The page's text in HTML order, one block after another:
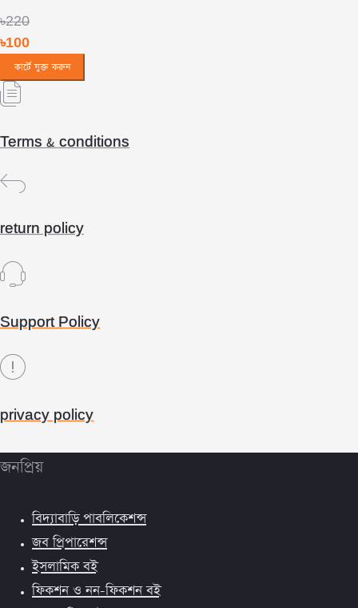
৳220
৳100
কার্টে যুক্ত করুন
Terms & conditions
return policy
Support Policy
privacy policy
জনপ্রিয়
বিদ্যাবাড়ি পাবলিকেশন্স
জব প্রিপারেশন্স
ইসলামিক বই
ফিকশন ও নন-ফিকশন বই